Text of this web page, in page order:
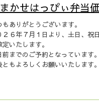
かせはっぴぃ弁当
もありがとうございます。
２６年７月１日より、土日、祝
定いたします。
前までのご予約となっています
ともよろしくお願いいたします